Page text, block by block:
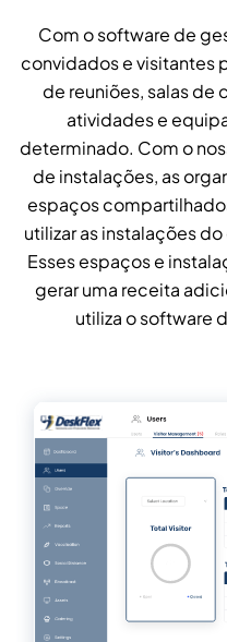
Com o software de
convidados e visitantes
de reuniões, salas de
atividades e
determinado. Com o
de instalações, as
espaços
utilizar as instalações
Esses espaços e
gerar uma receita
utiliza o software